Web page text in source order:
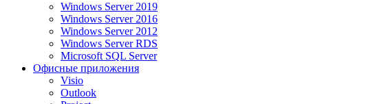
Windows Server 2019
Windows Server 2016
Windows Server 2012
Windows Server RDS
Microsoft SQL Server
Офисные приложения
Visio
Outlook